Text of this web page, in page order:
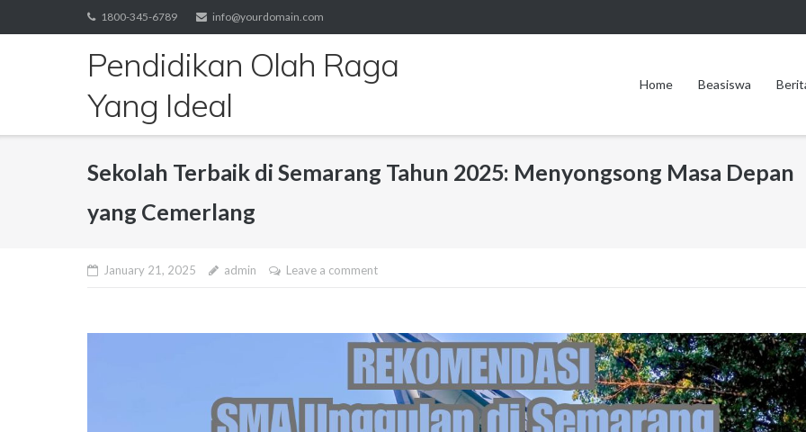
to
1800-345-6789 info@yourdomain.com
Pendidikan Olah Raga
Yang Ideal
Home Beasiswa
Sekolah Terbaik di Semarang Tahun 2025: Menyongsong Masa Depan
yang Cemerlang
January 21, 2025 admin Leave a comment